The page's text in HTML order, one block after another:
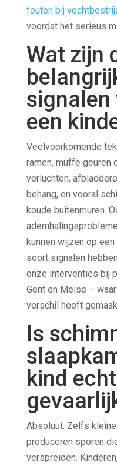
fouten bij
voordat het serieus
Wat zijn
signalen
een
Veelvoorkomende
ramen, muffe geuren
verluchten,
behang, en vooral
koude buitenmuren.
kunnen wijzen op
soort signalen
onze interventies bij
Gent en Meise –
verschil heeft
Is
kind
Absoluut. Zelfs
produceren sporen
verspreiden.